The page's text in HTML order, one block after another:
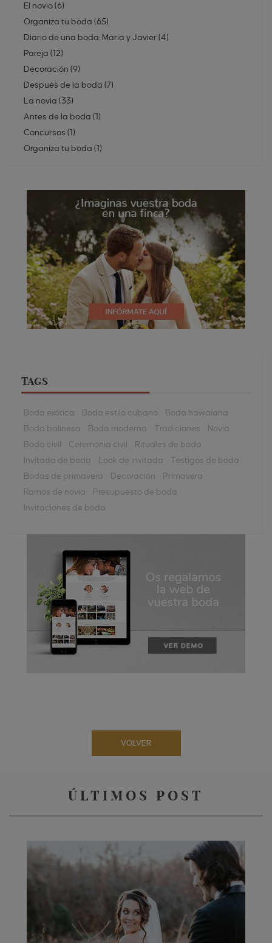
El novio(6)
Organiza tu boda (65)
Diario de una boda: María y Javier(4)
Pareja (12)
Decoración (9)
Después de la boda (7)
La novia (33)
Antes de la boda (1)
Concursos (1)
Organiza tu boda (1)
TAGS
Boda exótica Boda estilo cubano
Boda hawaiana
Boda balinesa
Boda moderna Tradiciones
Novia
Boda civil
Ceremonia civil
Rituales de boda
Invitada de boda
Look de invitada
Testigos de boda
Bodas de primavera
Decoración
Primavera
Ramos de novia
Presupuesto de boda
Invitaciones de boda
VOLVER
ÚLTIMOS POST